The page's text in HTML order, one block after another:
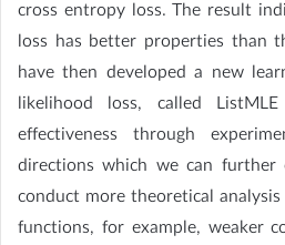
cross entropy loss. The result
loss has better properties than
have then developed a new
likelihood loss, called
effectiveness through
directions which we can
conduct more theoretical
functions, for example, weaker